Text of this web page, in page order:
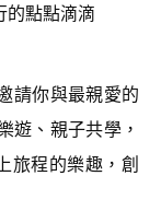
的點點滴滴
請你與最親愛的
遊、親子共學，
旅程的樂趣，創